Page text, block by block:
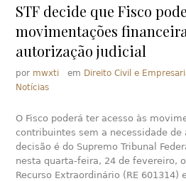
STF decide que Fisco
movimentações
autorização judicial
por mwxti em Direito Civil e
Notícias
O Fisco poderá ter acesso às
contribuintes sem a necessidade de
decisão é do Supremo Tribunal
nesta quarta-feira, 24 de fevereiro,
Recurso Extraordinário (RE 601314)